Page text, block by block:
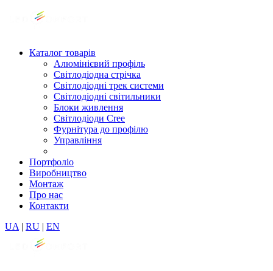
Каталог товарів
Алюмінієвий профіль
Світлодіодна стрічка
Світлодіодні трек системи
Світлодіодні світильники
Блоки живлення
Світлодіоди Cree
Фурнітура до профілю
Управління
Портфоліо
Виробництво
Монтаж
Про нас
Контакти
UA | RU | EN